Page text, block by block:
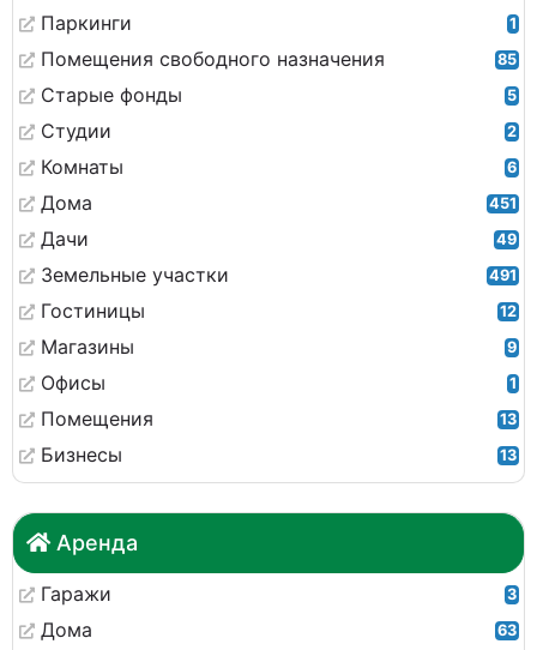
Паркинги 1
Помещения свободного назначения 85
Старые фонды 5
Студии 2
Комнаты 6
Дома 451
Дачи 49
Земельные участки 491
Гостиницы 12
Магазины 9
Офисы 1
Помещения 13
Бизнесы 13
Аренда
Гаражи 3
Дома 63